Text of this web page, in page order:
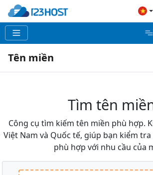
Tên miền
Tìm tên
Công cụ tìm kiếm tên miền phù hợp.
Việt Nam và Quốc tế, giúp bạn kiểm
phù hợp với nhu cầu của